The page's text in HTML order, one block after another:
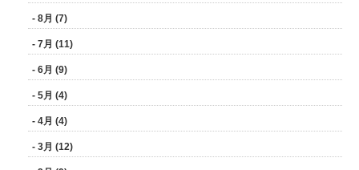
- 8月 (7)
- 7月 (11)
- 6月 (9)
- 5月 (4)
- 4月 (4)
- 3月 (12)